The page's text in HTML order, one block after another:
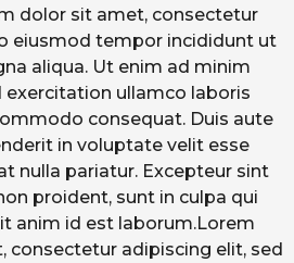
dolor sit amet, consectetur
eiusmod tempor incididunt ut
aliqua. Ut enim ad minim
exercitation ullamco laboris
consequat. Duis aute
in voluptate velit esse
nulla pariatur. Excepteur sint
proident, sunt in culpa qui
anim id est laborum.Lorem
consectetur adipiscing elit, sed